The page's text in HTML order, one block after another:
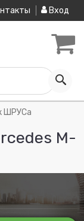
Вход
ШРУСа
M-